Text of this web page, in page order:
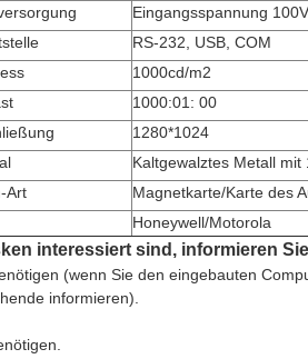
Eingangsspannung
RS-232, USB, COM
1000cd/m2
1000:01: 00
1280*1024
Kaltgewalztes Metall
Art
Magnetkarte/Karte des
Honeywell/Motorola
interessiert sind, informieren
(wenn Sie den eingebauten
informieren).